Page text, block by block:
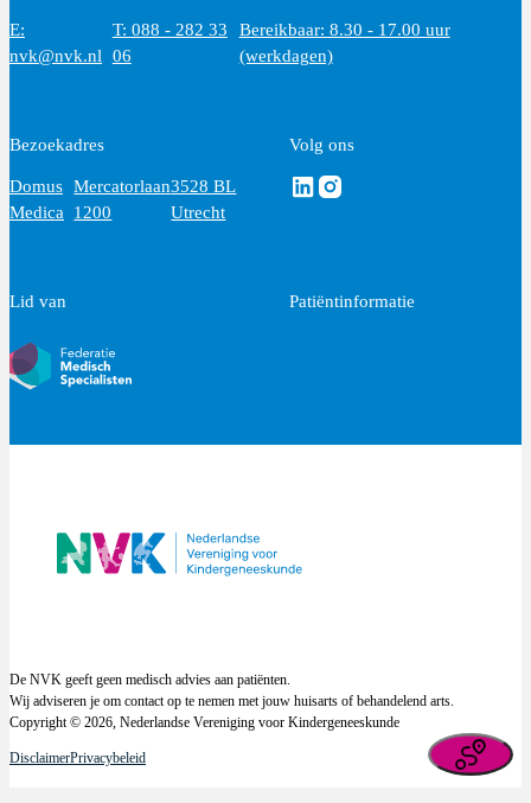
E:
nvk@nvk.nl
T: 088 - 282 33
06
Bereikbaar: 8.30 - 17.00 uur
(werkdagen)
Bezoekadres
Domus
Medica
Mercatorlaan
1200
3528 BL
Utrecht
Volg ons
Volg ons via Linkedin
Volg ons via Instagram
Lid van Patiëntinformatie
De NVK geeft geen medisch advies aan patiënten.
Wij adviseren je om contact op te nemen met jouw huisarts of behandelend arts.
Copyright © 2026, Nederlandse Vereniging voor Kindergeneeskunde
DisclaimerPrivacybeleid